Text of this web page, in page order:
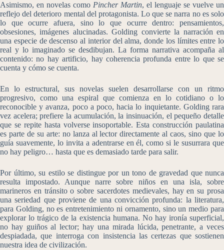
Asimismo, en novelas como Pincher Martin, el lenguaje se vuelve un
reflejo del deterioro mental del protagonista. Lo que se narra no es solo
lo que ocurre afuera, sino lo que ocurre dentro: pensamientos,
obsesiones, imágenes alucinadas. Golding convierte la narración en
una especie de descenso al interior del alma, donde los límites entre lo
real y lo imaginado se desdibujan. La forma narrativa acompaña al
contenido: no hay artificio, hay coherencia profunda entre lo que se
cuenta y cómo se cuenta.
En lo estructural, sus novelas suelen desarrollarse con un ritmo
progresivo, como una espiral que comienza en lo cotidiano o lo
reconocible y avanza, poco a poco, hacia lo inquietante. Golding rara
vez acelera; prefiere la acumulación, la insinuación, el pequeño detalle
que se repite hasta volverse insoportable. Esta construcción paulatina
es parte de su arte: no lanza al lector directamente al caos, sino que lo
guía suavemente, lo invita a adentrarse en él, como si le susurrara que
no hay peligro… hasta que es demasiado tarde para salir.
Por último, su estilo se distingue por un tono de gravedad que nunca
resulta impostado. Aunque narre sobre niños en una isla, sobre
marineros en tránsito o sobre sacerdotes medievales, hay en su prosa
una seriedad que proviene de una convicción profunda: la literatura,
para Golding, no es entretenimiento ni ornamento, sino un medio para
explorar lo trágico de la existencia humana. No hay ironía superficial,
no hay guiños al lector; hay una mirada lúcida, penetrante, a veces
despiadada, que interroga con insistencia las certezas que sostienen
nuestra idea de civilización.